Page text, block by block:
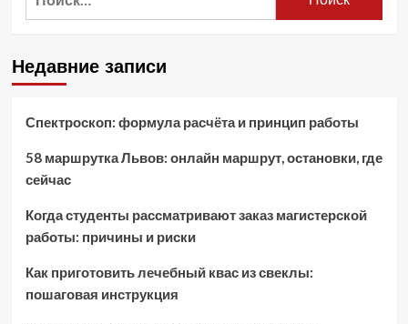
Недавние записи
Спектроскоп: формула расчёта и принцип работы
58 маршрутка Львов: онлайн маршрут, остановки, где
сейчас
Когда студенты рассматривают заказ магистерской
работы: причины и риски
Как приготовить лечебный квас из свеклы:
пошаговая инструкция